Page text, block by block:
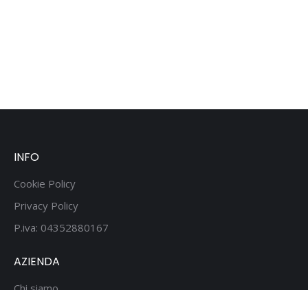
INFO
Cookie Policy
Privacy Policy
P.iva: 04352880167
AZIENDA